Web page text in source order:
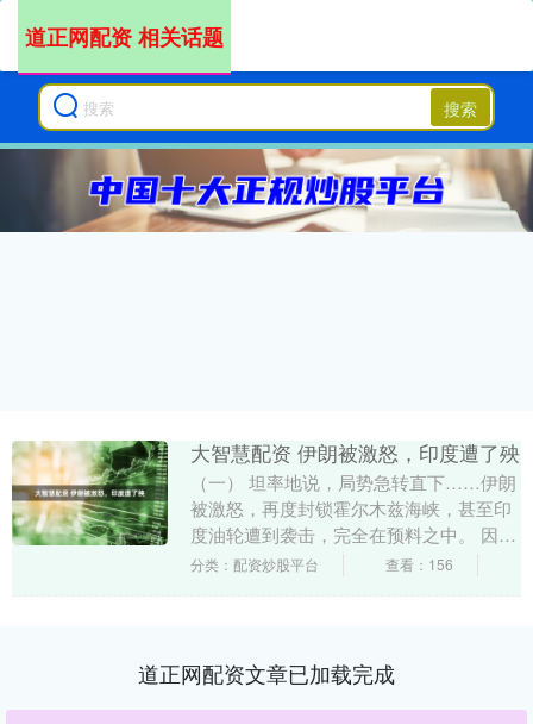
搜索
道正网配资 相关话题
大智慧配资 伊朗被激怒，印度遭了殃
（一） 坦率地说，局势急转直下……伊朗
被激怒，再度封锁霍尔木兹海峡，甚至印
度油轮遭到袭击，完全在预料之中。 因为
很简单： 1.伊朗还是把美国想得太好了；
分类：配资炒股平台 查看：156
道正网配资文章已加载完成